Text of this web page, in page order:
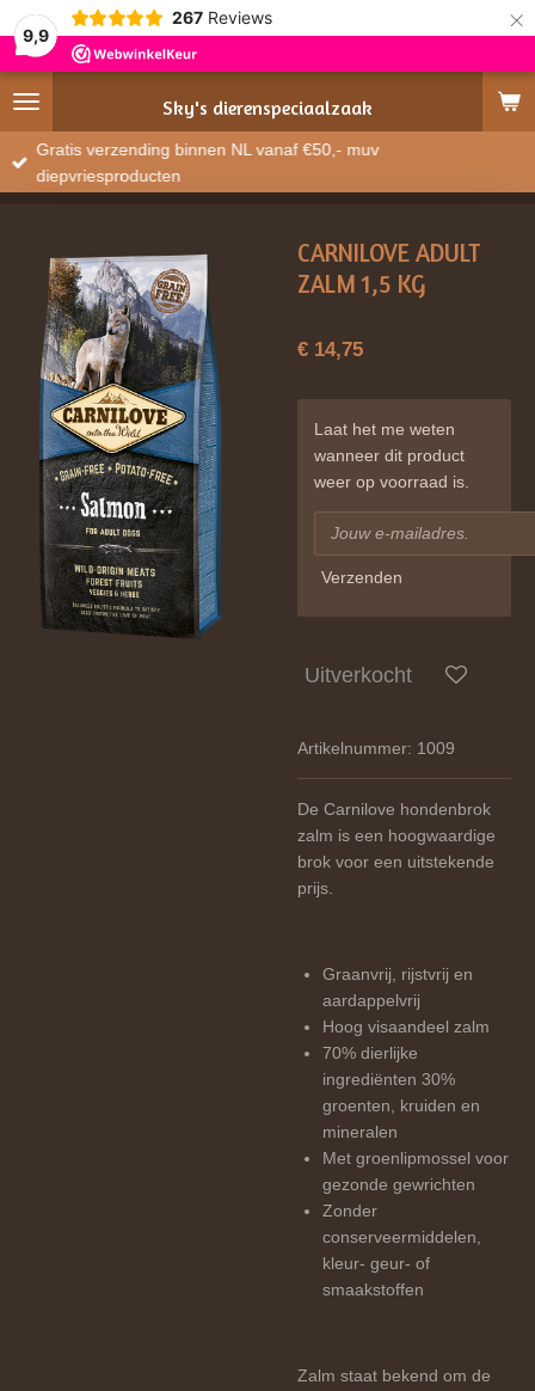
9,9
267 Reviews ×
Sky's dierenspeciaalzaak
Gratis verzending binnen NL vanaf €50,- muv
diepvriesproducten
CARNILOVE ADULT
ZALM 1,5 KG
€ 14,75
Laat het me weten
wanneer dit product
weer op voorraad is.
Verzenden
Uitverkocht
Artikelnummer: 1009
De Carnilove hondenbrok
zalm is een hoogwaardige
brok voor een uitstekende
prijs.
Graanvrij, rijstvrij en
aardappelvrij
Hoog visaandeel zalm
70% dierlijke
ingrediënten 30%
groenten, kruiden en
mineralen
Met groenlipmossel voor
gezonde gewrichten
Zonder
conserveermiddelen,
kleur- geur- of
smaakstoffen
Zalm staat bekend om de